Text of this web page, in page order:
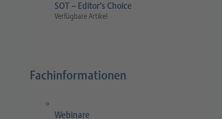
SOT – Editor’s Choice
Verfügbare Artikel
Fachinformationen
Webinare